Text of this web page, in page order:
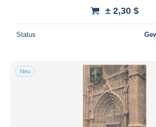
± 2,30 $
Status
Neu